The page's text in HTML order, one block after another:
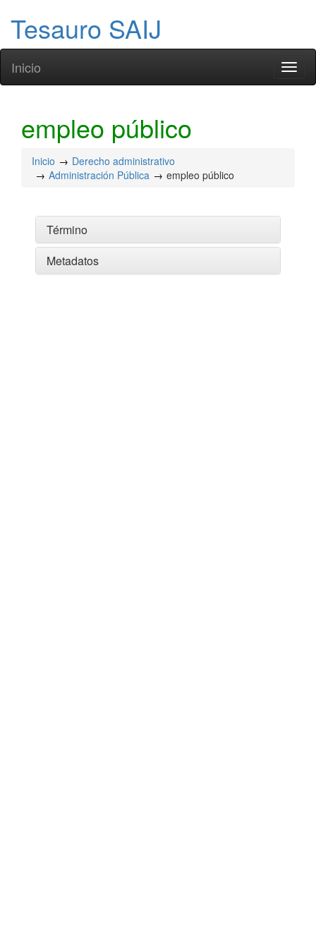
Tesauro SAIJ
Inicio
empleo público
Inicio
Derecho administrativo
Administración Pública
empleo público
Término
Metadatos